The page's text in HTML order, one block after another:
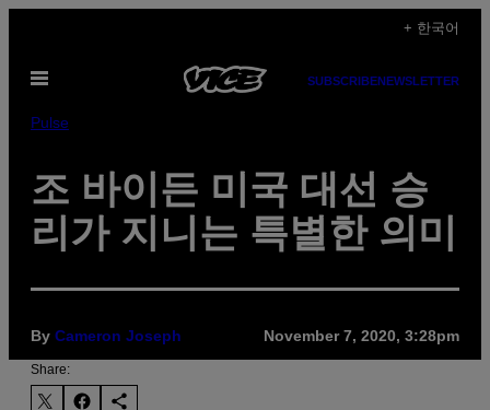
content
+ 한국어
Open
SUBSCRIBENEWSLETTER
Pulse
조 바이든 미국 대선 승
리가 지니는 특별한 의미
By Cameron Joseph November 7, 2020, 3:28pm
Share: